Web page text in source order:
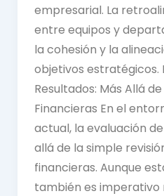
empresarial. La
entre equipos y
la cohesión y la
objetivos estratégicos.
Resultados: Más Allá
Financieras En el
actual, la evaluación
allá de la simple
financieras. Aunque
también es